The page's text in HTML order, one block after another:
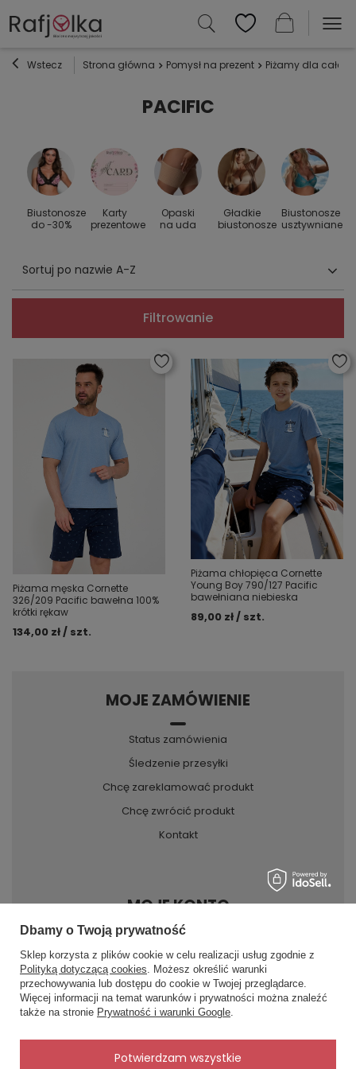
Wstecz Strona główna Pomysł na prezent Piżamy dla całej
PACIFIC
Biustonosze
do -30%
Karty
prezentowe
Opaski
na uda
Gładkie
biustonosze
Biustonosze
usztywniane
Sortuj po nazwie A-Z
Filtrowanie
Piżama męska Cornette
326/209 Pacific bawełna 100%
krótki rękaw
134,00 zł / szt.
Piżama chłopięca Cornette
Young Boy 790/127 Pacific
bawełniana niebieska
89,00 zł / szt.
MOJE ZAMÓWIENIE
Status zamówienia
Śledzenie przesyłki
Chcę zareklamować produkt
Chcę zwrócić produkt
Kontakt
MOJE KONTO
INFORMACJE
POMOC
×
✨ Asystent zakupowy
Napisz czego szukasz — pokażę
gotowe propozycje.
Dbamy o Twoją prywatność
Sklep korzysta z plików cookie w celu realizacji usług zgodnie z
Polityką dotyczącą cookies. Możesz określić warunki
przechowywania lub dostępu do cookie w Twojej przeglądarce.
Więcej informacji na temat warunków i prywatności można znaleźć
także na stronie Prywatność i warunki Google.
Potwierdzam wszystkie